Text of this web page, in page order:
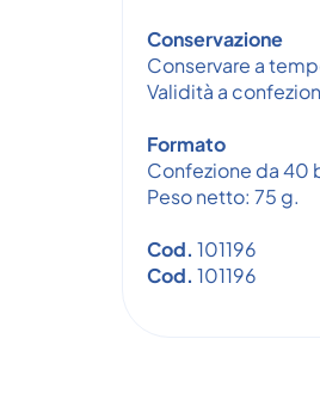
Conservazione
Conservare a
Validità a
Formato
Confezione da 40
Peso netto: 75 g.
Cod. 101196
Cod. 101196